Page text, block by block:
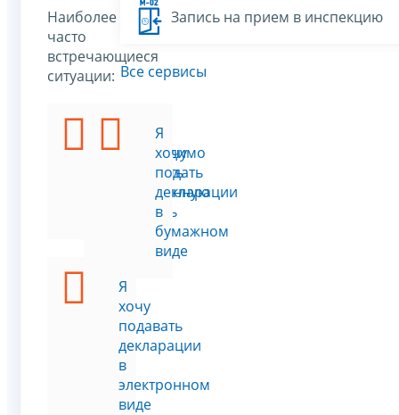
Наиболее
часто
встречающиеся
ситуации:
необходимо
получить
электронную
подпись
Я
хочу
подавать
декларации
в
электронном
виде
Я
хочу
подать
декларации
в
бумажном
виде
Запись на прием в инспекцию
Все сервисы